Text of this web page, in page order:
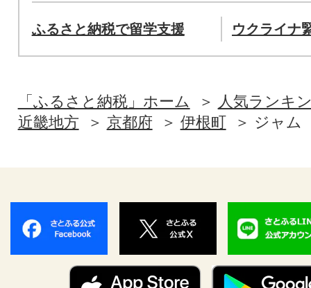
ふるさと納税で留学支援 ウクライナ
「ふるさと納税」ホーム
人気ランキ
近畿地方
京都府 伊根町 ジャム